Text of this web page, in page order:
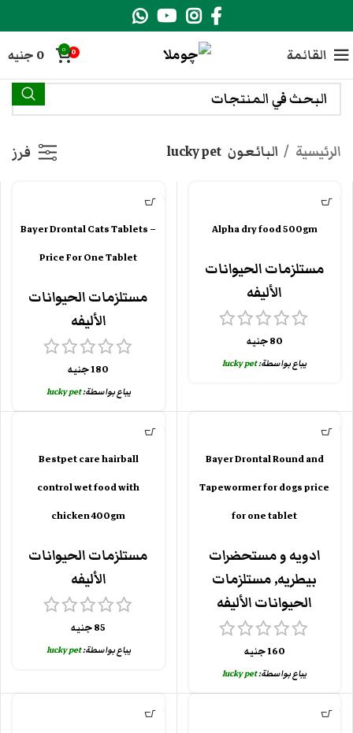
القائمة 0
0
0 جنيه
الرئيسية البائعون lucky pet فرز
Alpha dry food 500gm
مستلزمات الحيوانات
الأليفه
80جنيه
يباع بواسطة:lucky pet
Bayer Drontal Cats Tablets –
Price For One Tablet
مستلزمات الحيوانات
الأليفه
180جنيه
يباع بواسطة:lucky pet
Bayer Drontal Round and
Tapewormer for dogs price
for one tablet
ادويه و مستحضرات
بيطريه,مستلزمات
الحيوانات الأليفه
160جنيه
يباع بواسطة:lucky pet
Bestpet care hairball
control wet food with
chicken 400gm
مستلزمات الحيوانات
الأليفه
85جنيه
يباع بواسطة:lucky pet